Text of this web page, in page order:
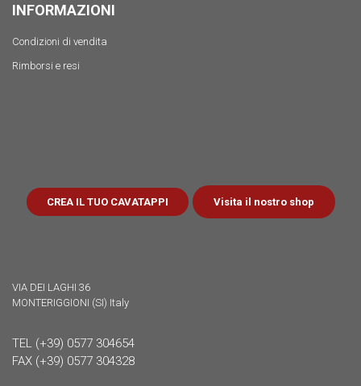
INFORMAZIONI
Condizioni di vendita
Rimborsi e resi
CREA IL TUO CAVATAPPI Visita il nostro shop
VIA DEI LAGHI 36
MONTERIGGIONI (SI) Italy
TEL (+39) 0577 304654
FAX (+39) 0577 304328